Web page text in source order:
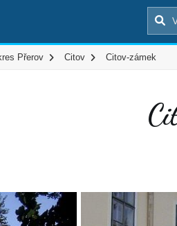
Přerov Citov Citov-zámek